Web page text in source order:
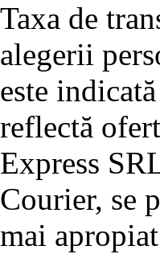
Taxa de
alegerii
este
reflectă
Express
Courier, se
mai